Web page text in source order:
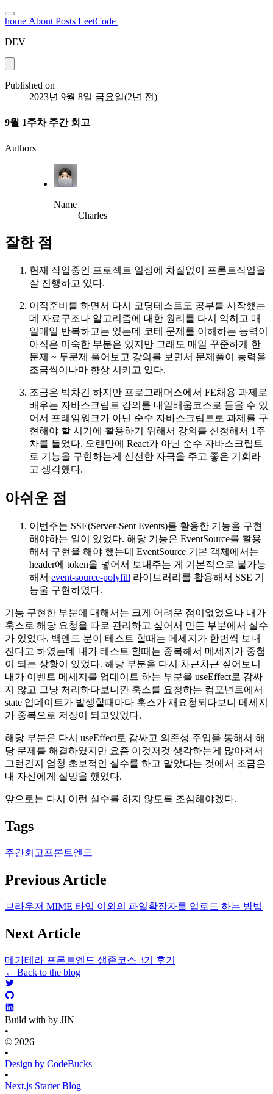
home About Posts LeetCode
DEV
Published on
2023년 9월 8일 금요일(2년 전)
9월 1주차 주간 회고
Authors
Name
Charles
잘한 점
현재 작업중인 프로젝트 일정에 차질없이 프론트작업을
잘 진행하고 있다.
이직준비를 하면서 다시 코딩테스트도 공부를 시작했는
데 자료구조나 알고리즘에 대한 원리를 다시 익히고 매
일매일 반복하고는 있는데 코테 문제를 이해하는 능력이
아직은 미숙한 부분은 있지만 그래도 매일 꾸준하게 한
문제 ~ 두문제 풀어보고 강의를 보면서 문제풀이 능력을
조금씩이나마 향상 시키고 있다.
조금은 벅차긴 하지만 프로그래머스에서 FE채용 과제로
배우는 자바스크립트 강의를 내일배움코스로 들을 수 있
어서 프레임워크가 아닌 순수 자바스크립트로 과제를 구
현해야 할 시기에 활용하기 위해서 강의를 신청해서 1주
차를 들었다. 오랜만에 React가 아닌 순수 자바스크립트
로 기능을 구현하는게 신선한 자극을 주고 좋은 기회라
고 생각했다.
아쉬운 점
이번주는 SSE(Server-Sent Events)를 활용한 기능을 구현
해야하는 일이 있었다. 해당 기능은 EventSource를 활용
해서 구현을 해야 했는데 EventSource 기본 객체에서는
header에 token을 넣어서 보내주는 게 기본적으로 불가능
해서 event-source-polyfill 라이브러리를 활용해서 SSE 기
능울 구현하였다.
기능 구현한 부분에 대해서는 크게 어려운 점이없었으나 내가
훅스로 해당 요청을 따로 관리하고 싶어서 만든 부분에서 실수
가 있었다. 백엔드 분이 테스트 할때는 메세지가 한번씩 보내
진다고 하였는데 내가 테스트 할때는 중복해서 메세지가 중첩
이 되는 상황이 있었다. 해당 부분을 다시 차근차근 짚어보니
내가 이벤트 메세지를 업데이트 하는 부분을 useEffect로 감싸
지 않고 그냥 처리하다보니깐 훅스를 요청하는 컴포넌트에서
state 업데이트가 발생할때마다 훅스가 재요청되다보니 메세지
가 중복으로 저장이 되고있었다.
해당 부분은 다시 useEffect로 감싸고 의존성 주입을 통해서 해
당 문제를 해결하였지만 요즘 이것저것 생각하는게 많아져서
그런건지 엄청 초보적인 실수를 하고 말았다는 것에서 조금은
내 자신에게 실망을 했었다.
앞으로는 다시 이런 실수를 하지 않도록 조심해야겠다.
Tags
주간회고 프론트엔드
Previous Article
브라우저 MIME 타입 이외의 파일확장자를 업로드 하는 방법
Next Article
메가테라 프론트엔드 생존코스 3기 후기
← Back to the blog
Build with by JIN
•
© 2026
•
Design by CodeBucks
•
Next.js Starter Blog